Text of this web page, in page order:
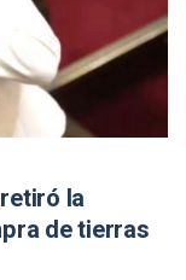
la
de tierras